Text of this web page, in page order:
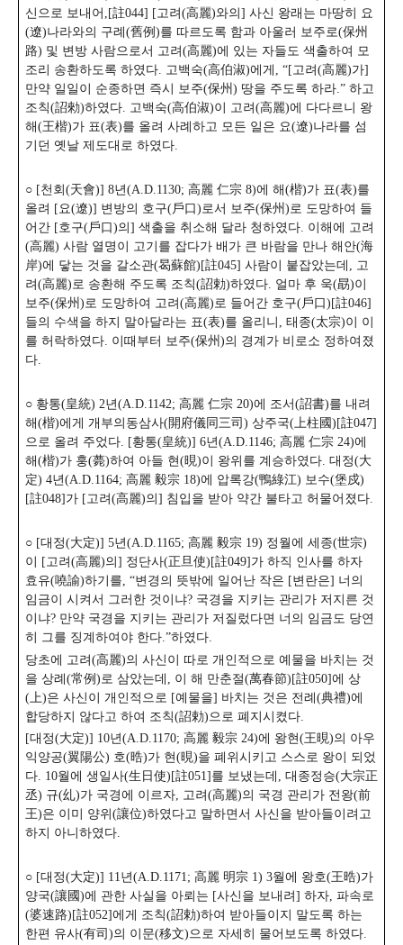
신으로 보내어,[註044] [고려(高麗)와의] 사신 왕래는 마땅히 요
(遼)나라와의 구례(舊例)를 따르도록 함과 아울러 보주로(保州
路) 및 변방 사람으로서 고려(高麗)에 있는 자들도 색출하여 모
조리 송환하도록 하였다. 고백숙(高伯淑)에게, “[고려(高麗)가]
만약 일일이 순종하면 즉시 보주(保州) 땅을 주도록 하라.” 하고
조칙(詔勑)하였다. 고백숙(高伯淑)이 고려(高麗)에 다다르니 왕
해(王楷)가 표(表)를 올려 사례하고 모든 일은 요(遼)나라를 섬
기던 옛날 제도대로 하였다.
○ [천회(天會)] 8년(A.D.1130; 高麗 仁宗 8)에 해(楷)가 표(表)를
올려 [요(遼)] 변방의 호구(戶口)로서 보주(保州)로 도망하여 들
어간 [호구(戶口)의] 색출을 취소해 달라 청하였다. 이해에 고려
(高麗) 사람 열명이 고기를 잡다가 배가 큰 바람을 만나 해안(海
岸)에 닿는 것을 갈소관(曷蘇館)[註045] 사람이 붙잡았는데, 고
려(高麗)로 송환해 주도록 조칙(詔勅)하였다. 얼마 후 욱(勗)이
보주(保州)로 도망하여 고려(高麗)로 들어간 호구(戶口)[註046]
들의 수색을 하지 말아달라는 표(表)를 올리니, 태종(太宗)이 이
를 허락하였다. 이때부터 보주(保州)의 경계가 비로소 정하여졌
다.
○ 황통(皇統) 2년(A.D.1142; 高麗 仁宗 20)에 조서(詔書)를 내려
해(楷)에게 개부의동삼사(開府儀同三司) 상주국(上柱國)[註047]
으로 올려 주었다. [황통(皇統)] 6년(A.D.1146; 高麗 仁宗 24)에
해(楷)가 훙(薨)하여 아들 현(晛)이 왕위를 계승하였다. 대정(大
定) 4년(A.D.1164; 高麗 毅宗 18)에 압록강(鴨綠江) 보수(堡戍)
[註048]가 [고려(高麗)의] 침입을 받아 약간 불타고 허물어졌다.
○ [대정(大定)] 5년(A.D.1165; 高麗 毅宗 19) 정월에 세종(世宗)
이 [고려(高麗)의] 정단사(正旦使)[註049]가 하직 인사를 하자
효유(嘵諭)하기를, “변경의 뜻밖에 일어난 작은 [변란은] 너의
임금이 시켜서 그러한 것이냐? 국경을 지키는 관리가 저지른 것
이냐? 만약 국경을 지키는 관리가 저질렀다면 너의 임금도 당연
히 그를 징계하여야 한다.”하였다.
당초에 고려(高麗)의 사신이 따로 개인적으로 예물을 바치는 것
을 상례(常例)로 삼았는데, 이 해 만춘절(萬春節)[註050]에 상
(上)은 사신이 개인적으로 [예물을] 바치는 것은 전례(典禮)에
합당하지 않다고 하여 조칙(詔勅)으로 폐지시켰다.
[대정(大定)] 10년(A.D.1170; 高麗 毅宗 24)에 왕현(王晛)의 아우
익양공(翼陽公) 호(晧)가 현(晛)을 폐위시키고 스스로 왕이 되었
다. 10월에 생일사(生日使)[註051]를 보냈는데, 대종정승(大宗正
丞) 규(乣)가 국경에 이르자, 고려(高麗)의 국경 관리가 전왕(前
王)은 이미 양위(讓位)하였다고 말하면서 사신을 받아들이려고
하지 아니하였다.
○ [대정(大定)] 11년(A.D.1171; 高麗 明宗 1) 3월에 왕호(王晧)가
양국(讓國)에 관한 사실을 아뢰는 [사신을 보내려] 하자, 파속로
(婆速路)[註052]에게 조칙(詔勅)하여 받아들이지 말도록 하는
한편 유사(有司)의 이문(移文)으로 자세히 물어보도록 하였다.